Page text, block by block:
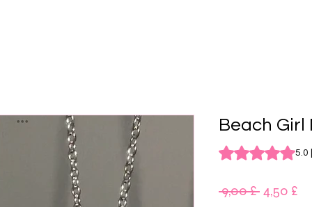
Beach Girl
Rating is 5.0 out5.0
9,00 £ Κανονική
4,50 £